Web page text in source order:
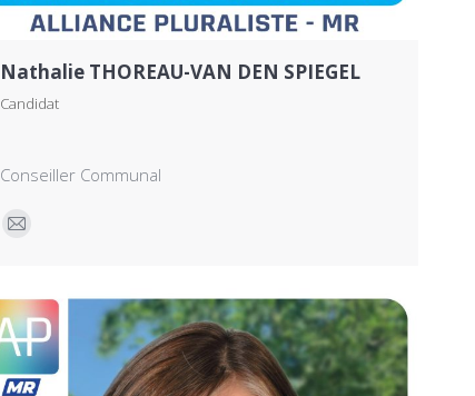
Nathalie THOREAU-VAN DEN SPIEGEL
Candidat
Conseiller Communal
E-